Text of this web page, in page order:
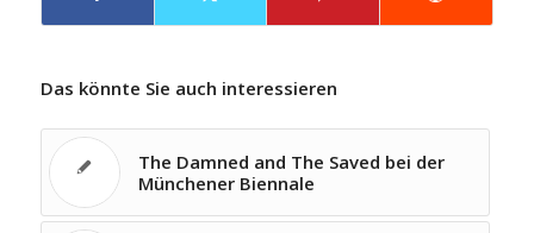
Das könnte Sie auch interessieren
The Damned and The Saved bei der
Münchener Biennale